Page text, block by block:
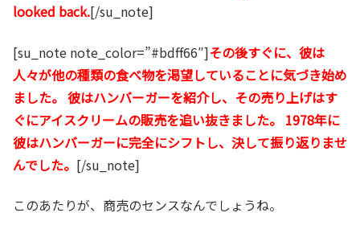
looked back.[/su_note]
[su_note note_color=”#bdff66″]その後すぐに、彼は
人々が他の種類の食べ物を渇望していることに気づき始め
ました。 彼はハンバーガーを紹介し、その売り上げはす
ぐにアイスクリームの販売を追い抜きました。 1978年に
彼はハンバーガーに完全にシフトし、決して振り返りませ
んでした。 [/su_note]
このあたりが、商売のセンスなんでしょうね。